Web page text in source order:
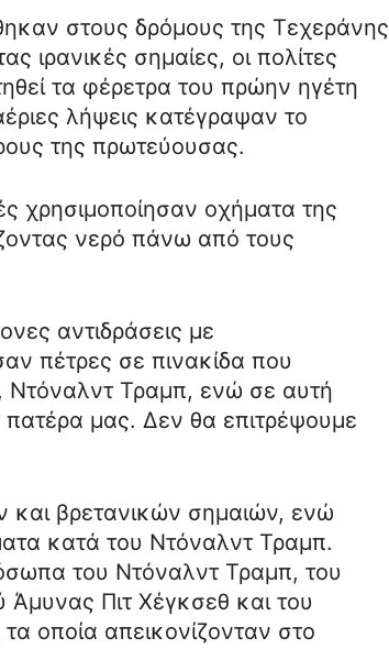
στους δρόμους της Τεχεράνης
ιρανικές σημαίες, οι πολίτες
τα φέρετρα του πρώην ηγέτη
λήψεις κατέγραψαν το
της πρωτεύουσας.
χρησιμοποίησαν οχήματα της
νερό πάνω από τους
αντιδράσεις με
πέτρες σε πινακίδα που
Ντόναλντ Τραμπ, ενώ σε αυτή
μας. Δεν θα επιτρέψουμε
βρετανικών σημαιών, ενώ
κατά του Ντόναλντ Τραμπ.
του Ντόναλντ Τραμπ, του
Πιτ Χέγκσεθ και του
οποία απεικονίζονταν στο